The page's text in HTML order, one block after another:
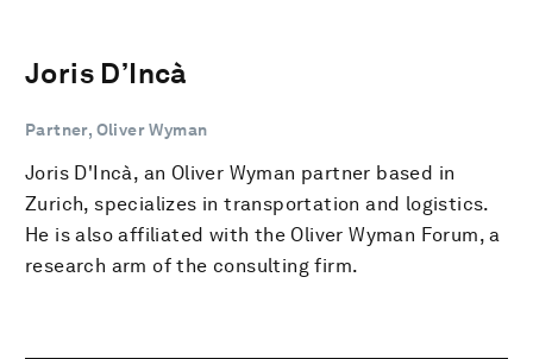
Joris D’Incà
Partner, Oliver Wyman
Joris D'Incà, an Oliver Wyman partner based in
Zurich, specializes in transportation and logistics.
He is also affiliated with the Oliver Wyman Forum, a
research arm of the consulting firm.